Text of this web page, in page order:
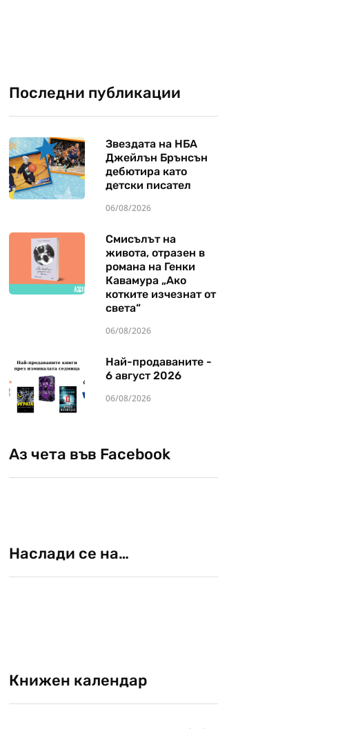
Последни публикации
Звездата на НБА
Джейлън Брънсън
дебютира като
детски писател
06/08/2026
Смисълът на
живота, отразен в
романа на Генки
Кавамура „Ако
котките изчезнат от
света“
06/08/2026
Най-продаваните -
6 август 2026
06/08/2026
Аз чета във Facebook
Наслади се на…
Книжен календар